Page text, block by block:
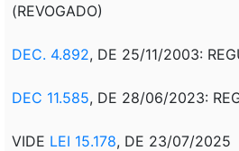
(REVOGADO)
DEC. 4.892, DE 25/11/2003:
DEC 11.585, DE 28/06/2023:
VIDE LEI 15.178, DE 23/07/2025